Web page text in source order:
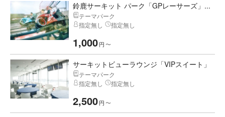
鈴鹿サーキット パーク「GPレーサーズ」...
テーマパーク
指定無し
指定無し
1,000円 〜
サーキットビューラウンジ「VIPスイート」
テーマパーク
指定無し
指定無し
2,500円 〜